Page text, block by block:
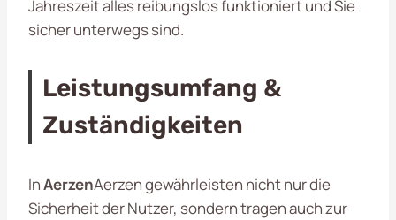
Jahreszeit alles reibungslos funktioniert und Sie
sicher unterwegs sind.
Leistungsumfang &
Zuständigkeiten
InAerzenAerzen gewährleisten nicht nur die
Sicherheit der Nutzer, sondern tragen auch zur